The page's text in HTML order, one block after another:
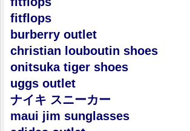
fitflops
burberry outlet
christian louboutin shoes
onitsuka tiger shoes
uggs outlet
ナイキ スニーカー
maui jim sunglasses